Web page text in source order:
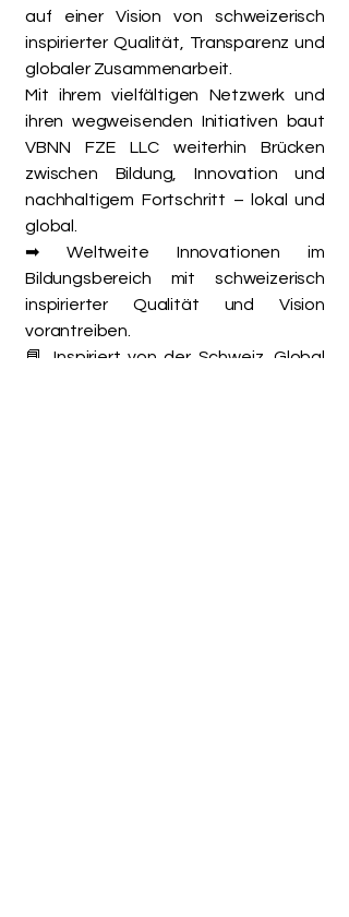
auf einer Vision von schweizerisch
inspirierter Qualität, Transparenz und
globaler Zusammenarbeit.
Mit ihrem vielfältigen Netzwerk und
ihren wegweisenden Initiativen baut
VBNN FZE LLC weiterhin Brücken
zwischen Bildung, Innovation und
nachhaltigem Fortschritt – lokal und
global.
➡ Weltweite Innovationen im
Bildungsbereich mit schweizerisch
inspirierter Qualität und Vision
vorantreiben.
📘 Inspiriert von der Schweiz. Global